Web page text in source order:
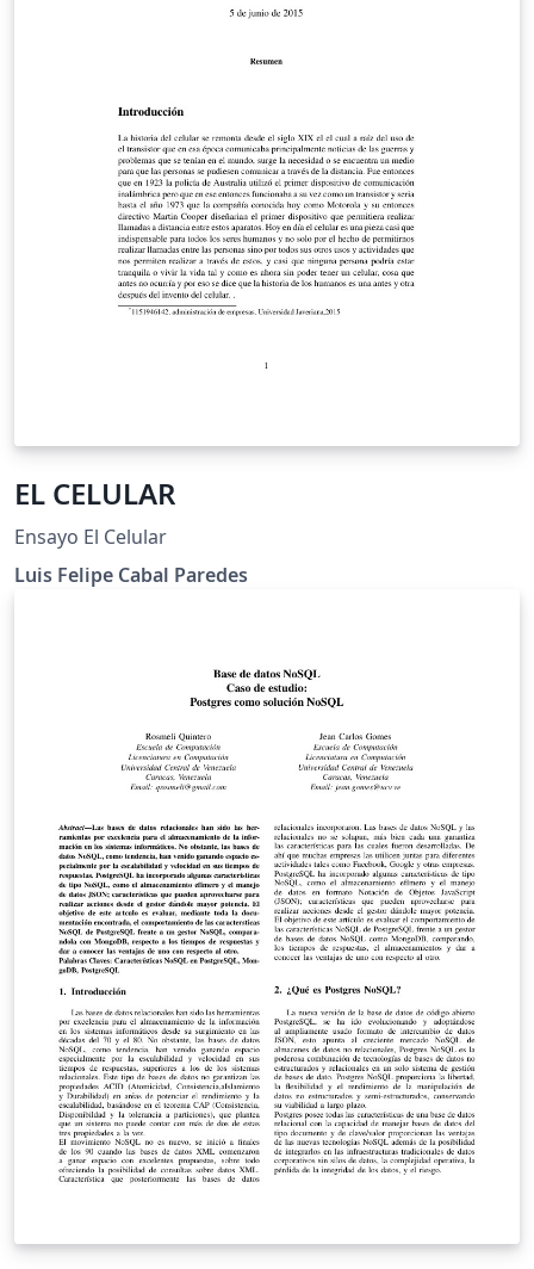
EL CELULAR
Ensayo El Celular
Luis Felipe Cabal Paredes